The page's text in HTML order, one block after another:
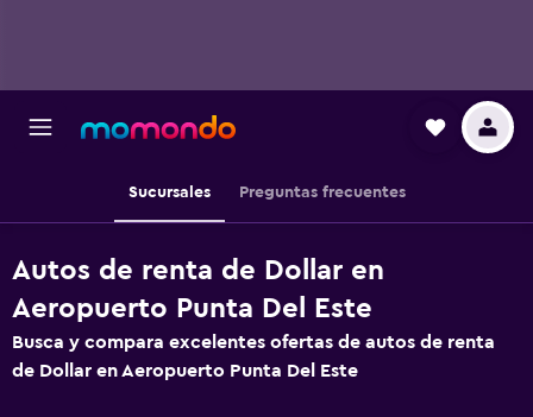
Sucursales Preguntas frecuentes
Autos de renta de Dollar en
Aeropuerto Punta Del Este
Busca y compara excelentes ofertas de autos de renta
de Dollar en Aeropuerto Punta Del Este